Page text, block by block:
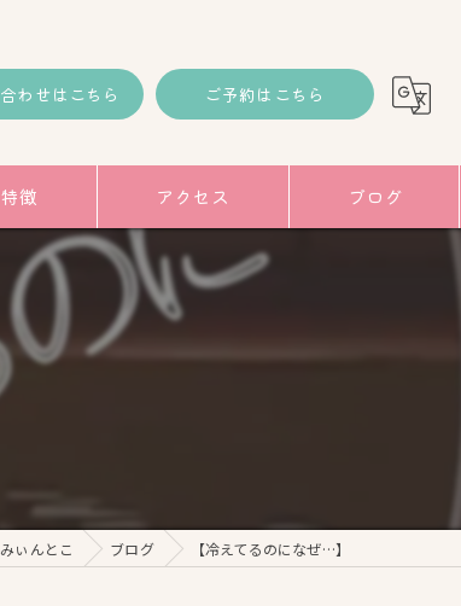
わせはこちら ご予約はこちら
徴 アクセス ブログ
ぃんとこ ブログ 【冷えてるのになぜ…】